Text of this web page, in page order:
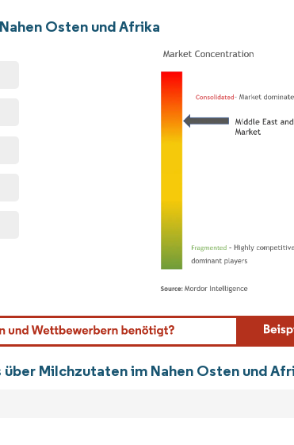
Osten und Afrika
Bild © Mordor Intelligence. Wiederverwendung
Milchzutaten im Nahen Osten und